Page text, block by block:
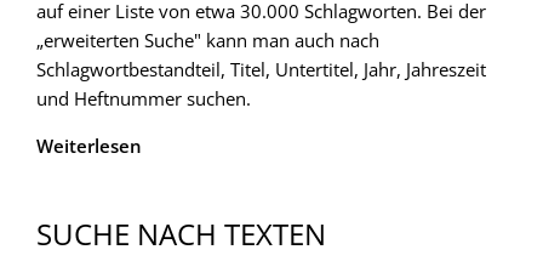
auf einer Liste von etwa 30.000 Schlagworten. Bei der
„erweiterten Suche" kann man auch nach
Schlagwortbestandteil, Titel, Untertitel, Jahr, Jahreszeit
und Heftnummer suchen.
Weiterlesen
SUCHE NACH TEXTEN